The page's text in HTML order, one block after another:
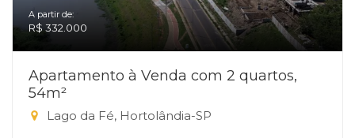
A partir de:
R$ 332.000
Apartamento à Venda com 2 quartos,
54m²
Lago da Fé, Hortolândia-SP